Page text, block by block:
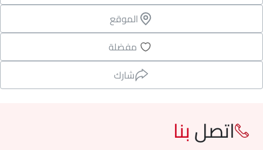
الموقع
مفضلة
شارك
اتصلبنا